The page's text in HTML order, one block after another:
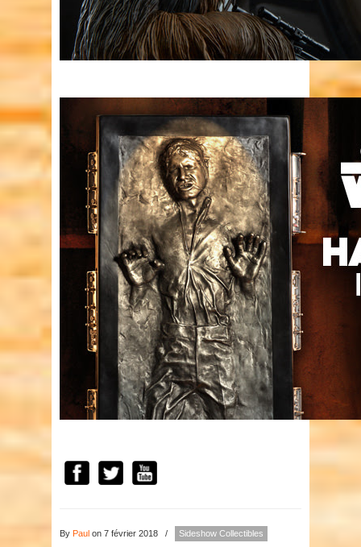
By Paul on 7 février 2018 / Sideshow Collectibles